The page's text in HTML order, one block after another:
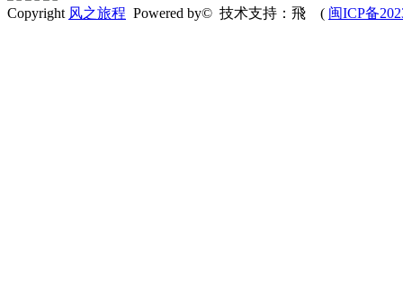
Copyright 风之旅程 Powered by© 技术支持：飛 ( 闽ICP备